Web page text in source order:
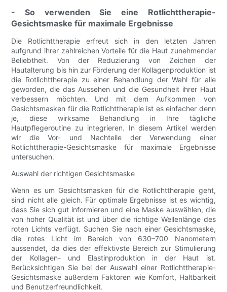
- So verwenden Sie eine Rotlichttherapie-
Gesichtsmaske für maximale Ergebnisse
Die Rotlichttherapie erfreut sich in den letzten Jahren
aufgrund ihrer zahlreichen Vorteile für die Haut zunehmender
Beliebtheit. Von der Reduzierung von Zeichen der
Hautalterung bis hin zur Förderung der Kollagenproduktion ist
die Rotlichttherapie zu einer Behandlung der Wahl für alle
geworden, die das Aussehen und die Gesundheit ihrer Haut
verbessern möchten. Und mit dem Aufkommen von
Gesichtsmasken für die Rotlichttherapie ist es einfacher denn
je, diese wirksame Behandlung in Ihre tägliche
Hautpflegeroutine zu integrieren. In diesem Artikel werden
wir die Vor- und Nachteile der Verwendung einer
Rotlichttherapie-Gesichtsmaske für maximale Ergebnisse
untersuchen.
Auswahl der richtigen Gesichtsmaske
Wenn es um Gesichtsmasken für die Rotlichttherapie geht,
sind nicht alle gleich. Für optimale Ergebnisse ist es wichtig,
dass Sie sich gut informieren und eine Maske auswählen, die
von hoher Qualität ist und über die richtige Wellenlänge des
roten Lichts verfügt. Suchen Sie nach einer Gesichtsmaske,
die rotes Licht im Bereich von 630–700 Nanometern
aussendet, da dies der effektivste Bereich zur Stimulierung
der Kollagen- und Elastinproduktion in der Haut ist.
Berücksichtigen Sie bei der Auswahl einer Rotlichttherapie-
Gesichtsmaske außerdem Faktoren wie Komfort, Haltbarkeit
und Benutzerfreundlichkeit.